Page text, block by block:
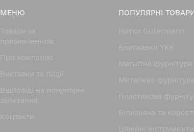
МЕНЮ
Товари за
призначенням
Про компанію
Виставки та події
Відповіді на популярні
запитання
Контакти
ПОПУЛЯРНІ
Нитки Gutermann
Блискавки YKK
Магнітна фурнітура
Металева фурнітура
Пластикова
Білизняна та
Швейні